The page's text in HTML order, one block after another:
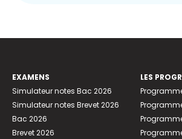
EXAMENS
Simulateur notes Bac 2026
Simulateur notes Brevet 2026
Bac 2026
Brevet 2026
LES